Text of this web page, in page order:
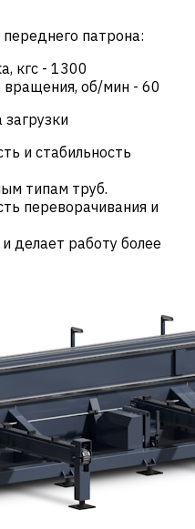
патрона:
кгс - 1300
вращения, об/мин - 60
и стабильность
типам труб.
переворачивания и
делает работу более